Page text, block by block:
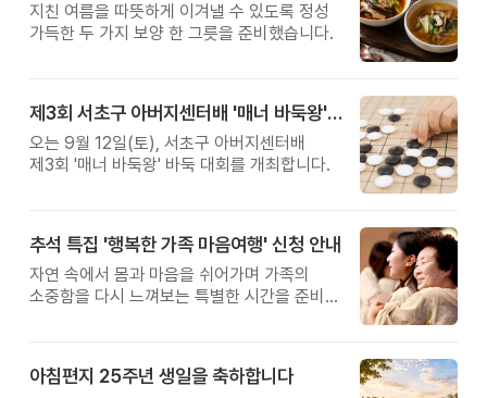
지친 여름을 따뜻하게 이겨낼 수 있도록 정성
가득한 두 가지 보양 한 그릇을 준비했습니다.
제3회 서초구 아버지센터배 '매너 바둑왕' 대회
오는 9월 12일(토), 서초구 아버지센터배
제3회 '매너 바둑왕' 바둑 대회를 개최합니다.
추석 특집 '행복한 가족 마음여행' 신청 안내
자연 속에서 몸과 마음을 쉬어가며 가족의
소중함을 다시 느껴보는 특별한 시간을 준비해
아침편지 25주년 생일을 축하합니다